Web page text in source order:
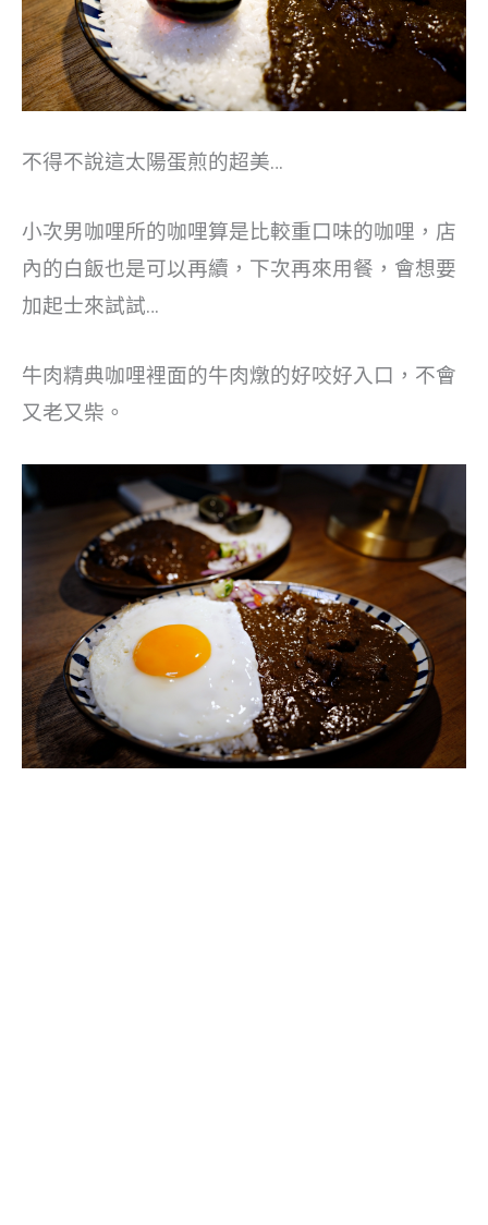
不得不說這太陽蛋煎的超美…
小次男咖哩所的咖哩算是比較重口味的咖哩，店
內的白飯也是可以再續，下次再來用餐，會想要
加起士來試試…
牛肉精典咖哩裡面的牛肉燉的好咬好入口，不會
又老又柴。